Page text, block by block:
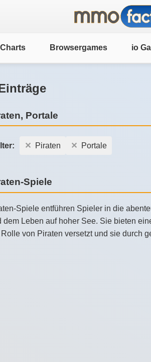
Charts Browsergames io
Portale
Piraten Portale
Spiele
Spiele entführen Spieler in die
dem Leben auf hoher See. Sie bieten
von Piraten versetzt und sie durch